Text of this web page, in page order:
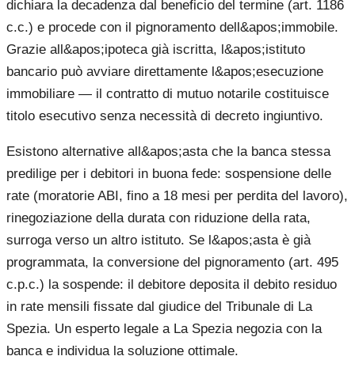
dichiara la decadenza dal beneficio del termine (art. 1186
c.c.) e procede con il pignoramento dell&apos;immobile.
Grazie all&apos;ipoteca già iscritta, l&apos;istituto
bancario può avviare direttamente l&apos;esecuzione
immobiliare — il contratto di mutuo notarile costituisce
titolo esecutivo senza necessità di decreto ingiuntivo.
Esistono alternative all&apos;asta che la banca stessa
predilige per i debitori in buona fede: sospensione delle
rate (moratorie ABI, fino a 18 mesi per perdita del lavoro),
rinegoziazione della durata con riduzione della rata,
surroga verso un altro istituto. Se l&apos;asta è già
programmata, la conversione del pignoramento (art. 495
c.p.c.) la sospende: il debitore deposita il debito residuo
in rate mensili fissate dal giudice del Tribunale di La
Spezia. Un esperto legale a La Spezia negozia con la
banca e individua la soluzione ottimale.